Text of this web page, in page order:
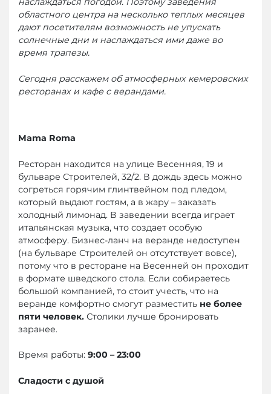
областного центра на несколько теплых месяцев
дают посетителям возможность не упускать
солнечные дни и наслаждаться ими даже во
время трапезы.
Сегодня расскажем об атмосферных кемеровских
ресторанах и кафе с верандами.
Mama Roma
Ресторан находится на улице Весенняя, 19 и ​
бульваре Строителей, 32/2. В дождь здесь можно
согреться горячим глинтвейном под пледом,
который выдают гостям, а в жару – заказать
холодный лимонад. В заведении всегда играет
итальянская музыка, что создает особую
атмосферу. Бизнес-ланч на веранде недоступен
(на бульваре Строителей он отсутствует вовсе),
потому что в ресторане на Весенней он проходит
в формате шведского стола. Если собираетесь
большой компанией, то стоит учесть, что на
веранде комфортно смогут разместить не более
пяти человек. Столики лучше бронировать
заранее.
Время работы: 9:00 – 23:00
Сладости с душой